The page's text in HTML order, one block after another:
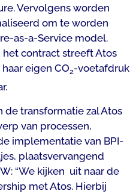
Vervolgens worden
om te worden
as-a-Service model.
contract streeft Atos
eigen CO2-voetafdruk
de transformatie zal Atos
van processen,
implementatie van BPI-
plaatsvervangend
“We kijken uit naar de
met Atos. Hierbij